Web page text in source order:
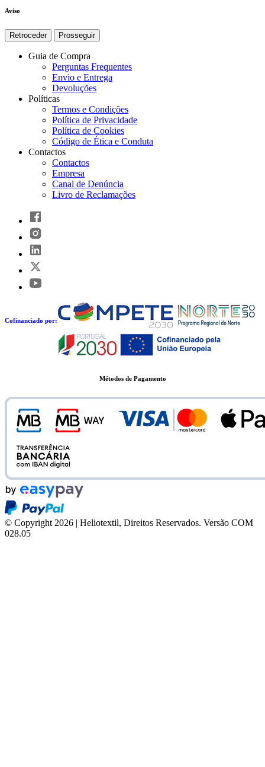
Aviso
Retroceder Prosseguir
Guia de Compra
Perguntas Frequentes
Envio e Entrega
Devoluções
Políticas
Termos e Condições
Política de Privacidade
Política de Cookies
Código de Ética e Conduta
Contactos
Contactos
Empresa
Canal de Denúncia
Livro de Reclamações
Cofinanciado por:
Métodos de Pagamento
© Copyright 2026 | Heliotextil, Direitos Reservados. Versão COM
028.05